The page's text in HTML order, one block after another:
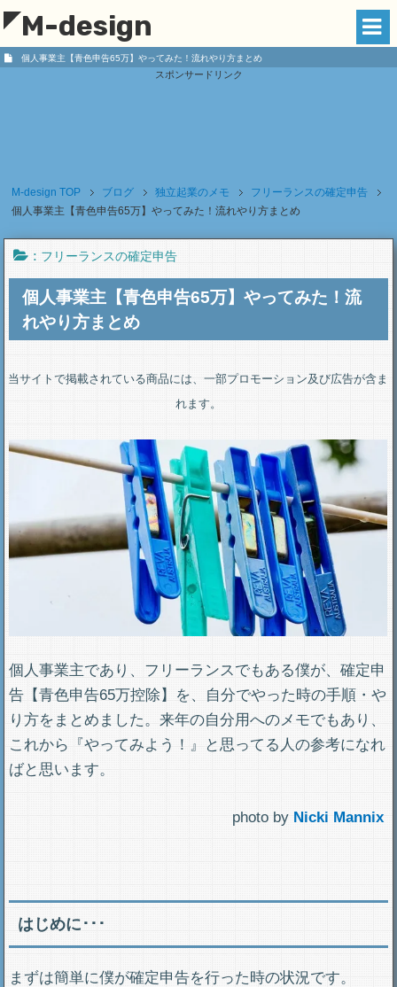
M-design
個人事業主【青色申告65万】やってみた！流れやり方まとめ
スポンサードリンク
M-design TOP ブログ 独立起業のメモ
フリーランスの確定申告
個人事業主【青色申告65万】やってみた！流れやり方まとめ
: フリーランスの確定申告
個人事業主【青色申告65万】やってみた！流
れやり方まとめ
当サイトで掲載されている商品には、一部プロモーション及び広告が含ま
れます。
個人事業主であり、フリーランスでもある僕が、確定申
告【青色申告65万控除】を、自分でやった時の手順・や
り方をまとめました。来年の自分用へのメモでもあり、
これから『やってみよう！』と思ってる人の参考になれ
ばと思います。
photo by Nicki Mannix
はじめに･･･
まずは簡単に僕が確定申告を行った時の状況です。